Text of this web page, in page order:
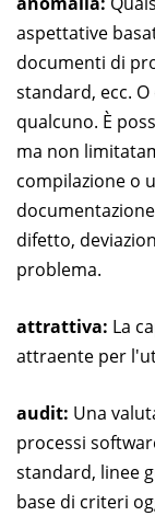
aspettative
documenti di
standard, ecc.
qualcuno. È
ma non
compilazione o
difetto,
problema.
attrattiva: La
attraente per
audit: Una
processi
standard, linee
base di criteri